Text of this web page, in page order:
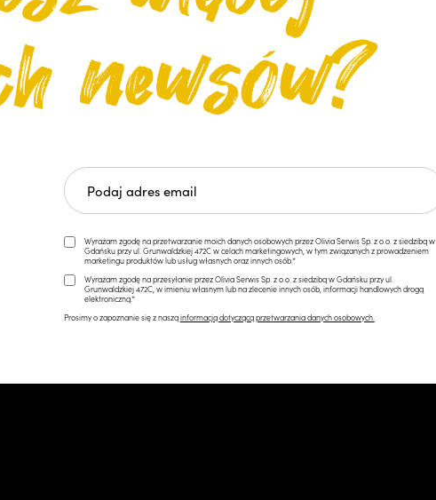
Wyrażam zgodę na przetwarzanie moich danych osobowych przez Olivia Serwis Sp. z o.o. z siedzibą w
Gdańsku przy ul. Grunwaldzkiej 472C w celach marketingowych, w tym związanych z prowadzeniem
marketingu produktów lub usług własnych oraz innych osób.*
Wyrażam zgodę na przesyłanie przez Olivia Serwis Sp. z o.o. z siedzibą w Gdańsku przy ul.
Grunwaldzkiej 472C, w imieniu własnym lub na zlecenie innych osób, informacji handlowych drogą
elektroniczną.*
Prosimy o zapoznanie się z nasząinformacją dotyczącą przetwarzania danych osobowych.